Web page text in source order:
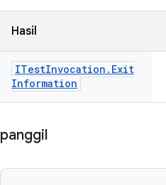
Hasil
ITestInvocation . Exit
Information
panggil